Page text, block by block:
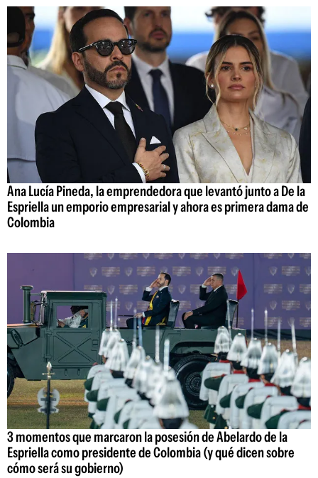
Ana Lucía Pineda, la emprendedora que levantó junto a De la
Espriella un emporio empresarial y ahora es primera dama de
Colombia
3 momentos que marcaron la posesión de Abelardo de la
Espriella como presidente de Colombia (y qué dicen sobre
cómo será su gobierno)